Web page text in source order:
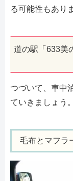
る可能性もあり
道の駅「633美
つづいて、車中
ていきましょう。
毛布とマフラ